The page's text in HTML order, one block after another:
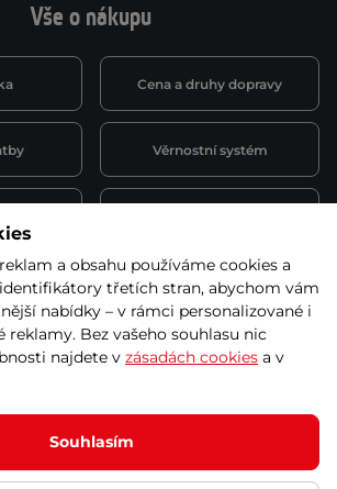
Vše o nákupu
Cena a druhy dopravy
Věrnostní systém
Kariéra
s.r.o Všechna práva vyhrazena
tržeb je prodávající povinen vystavit
přijatou tržbu u správce daně online; v
a obsahu používáme cookies a
třetích stran, abychom vám
nabídky – v rámci personalizované i
reklamy. Bez vašeho souhlasu nic
najdete v zásadách cookies a v
Souhlasím